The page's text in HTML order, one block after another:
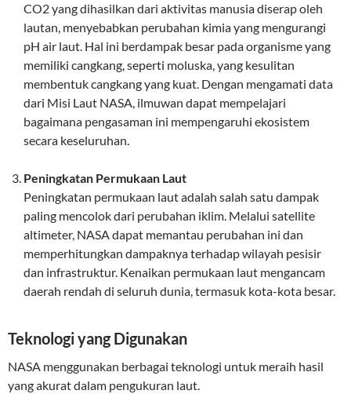
CO2 yang dihasilkan dari aktivitas manusia diserap oleh
lautan, menyebabkan perubahan kimia yang mengurangi
pH air laut. Hal ini berdampak besar pada organisme yang
memiliki cangkang, seperti moluska, yang kesulitan
membentuk cangkang yang kuat. Dengan mengamati data
dari Misi Laut NASA, ilmuwan dapat mempelajari
bagaimana pengasaman ini mempengaruhi ekosistem
secara keseluruhan.
Peningkatan Permukaan Laut
Peningkatan permukaan laut adalah salah satu dampak
paling mencolok dari perubahan iklim. Melalui satellite
altimeter, NASA dapat memantau perubahan ini dan
memperhitungkan dampaknya terhadap wilayah pesisir
dan infrastruktur. Kenaikan permukaan laut mengancam
daerah rendah di seluruh dunia, termasuk kota-kota besar.
Teknologi yang Digunakan
NASA menggunakan berbagai teknologi untuk meraih hasil
yang akurat dalam pengukuran laut.